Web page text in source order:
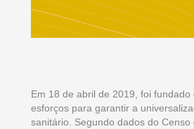
Em 18 de abril de 2019, foi
esforços para garantir a
sanitário. Segundo dados do